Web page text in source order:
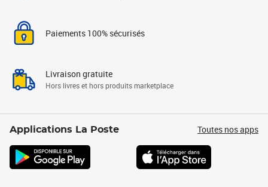
Paiements 100% sécurisés
Livraison gratuite
Hors livres et hors produits marketplace
Applications La Poste Toutes nos apps